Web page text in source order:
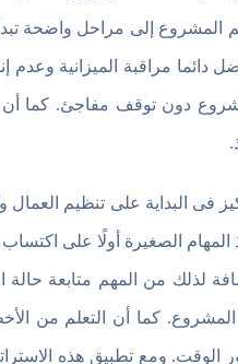
المشروع إلى مراحل واضحة
دائما مراقبة الميزانية
دون توقف مفاجئ. كما أن
فى البداية على تنظيم
الصغيرة أولًا على
لذلك من المهم متابعة
كما أن التعلم من
الوقت. ومع تطبيق هذه